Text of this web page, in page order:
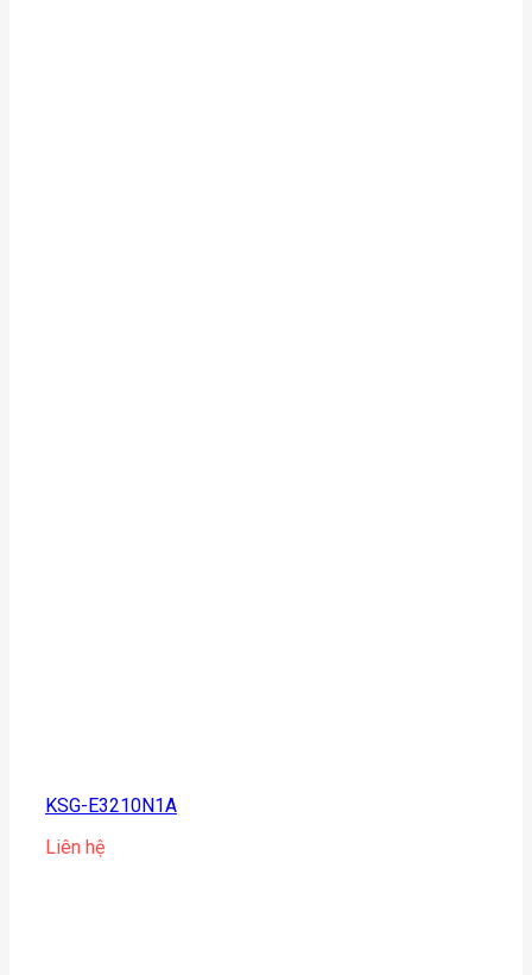
KSG-E3210N1A
Liên hệ